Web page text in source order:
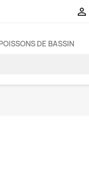

DE BASSIN